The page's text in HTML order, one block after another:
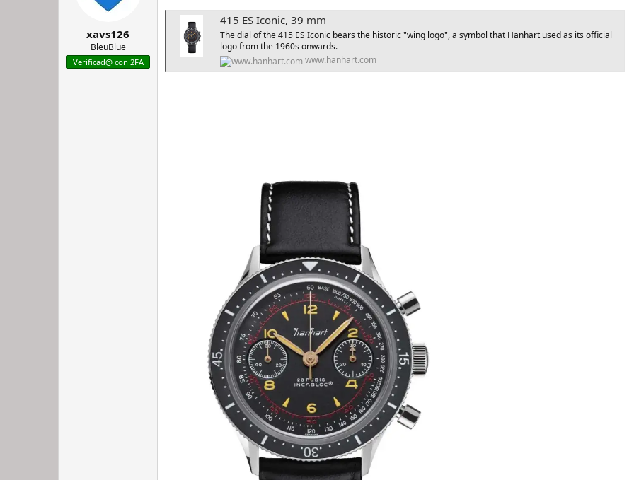
xavs126
BleuBlue
Verificad@ con 2FA
415 ES Iconic, 39 mm
The dial of the 415 ES Iconic bears the historic "wing logo", a symbol that Hanhart used as its official
logo from the 1960s onwards.
www.hanhart.com